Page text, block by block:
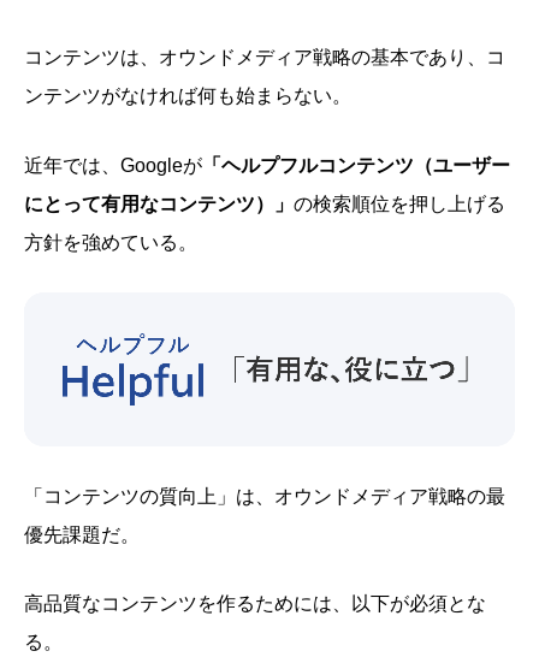
コンテンツは、オウンドメディア戦略の基本であり、コ
ンテンツがなければ何も始まらない。
近年では、Googleが 「ヘルプフルコンテンツ（ユーザー
にとって有用なコンテンツ）」 の検索順位を押し上げる
方針を強めている。
「コンテンツの質向上」は、オウンドメディア戦略の最
優先課題だ。
高品質なコンテンツを作るためには、以下が必須とな
る。